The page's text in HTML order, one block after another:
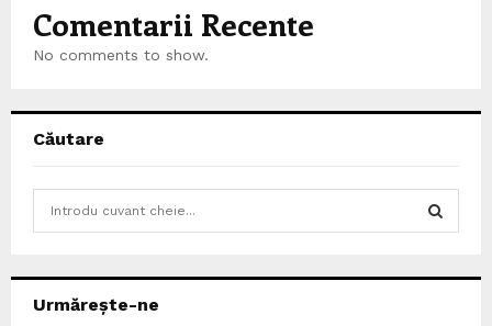
Comentarii Recente
No comments to show.
Căutare
h
Urmărește-ne